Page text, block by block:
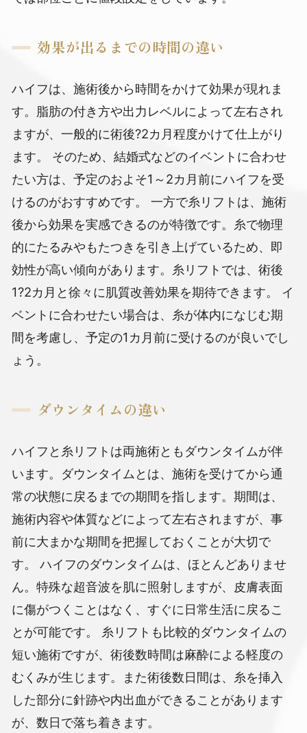
効果が出るまでの時間の違い
ハイフは、施術後から時間をかけて効果が現れま
す。脂肪の付き方や出力レベルによって左右され
ますが、一般的に術後?2カ月程度かけて仕上がり
ます。
そのため、結婚式などのイベントに合わせ
たい方は、予定のおよそ1～2カ月前にハイフを受
けるのがおすすめです。
一方で糸リフトは、施術
後から効果を実感できるのが特徴です。糸で物理
的にたるみやもたつきを引き上げているため、即
効性が高い傾向があります。糸リフトでは、術後
1?2カ月と徐々に肌質改善効果を期待できます。
イ
ベントに合わせたい場合は、糸が体内になじむ期
間を考慮し、予定の1カ月前に受けるのが良いでし
ょう。
ダウンタイムの違い
ハイフと糸リフトは両施術ともダウンタイムが伴
います。ダウンタイムとは、施術を受けてから通
常の状態に戻るまでの期間を指します。期間は、
施術内容や体質などによって左右されますが、事
前に大まかな期間を把握しておくことが大切で
す。
ハイフのダウンタイムは、ほとんどありませ
ん。特殊な超音波を肌に照射しますが、皮膚表面
に傷がつくことはなく、すぐに日常生活に戻るこ
とが可能です。
糸リフトも比較的ダウンタイムの
短い施術ですが、術後数時間は麻酔による軽度の
むくみが生じます。また術後数日間は、糸を挿入
した部分に針跡や内出血ができることがあります
が、数日で落ち着きます。